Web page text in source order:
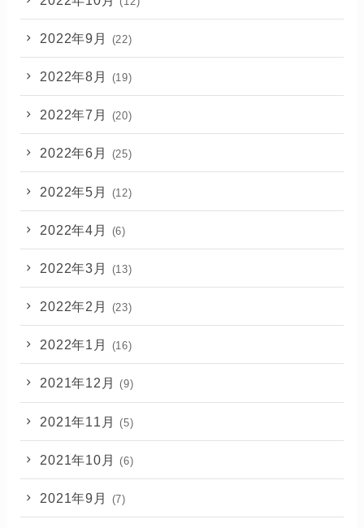
2022年9月 (22)
2022年8月 (19)
2022年7月 (20)
2022年6月 (25)
2022年5月 (12)
2022年4月 (6)
2022年3月 (13)
2022年2月 (23)
2022年1月 (16)
2021年12月 (9)
2021年11月 (5)
2021年10月 (6)
2021年9月 (7)